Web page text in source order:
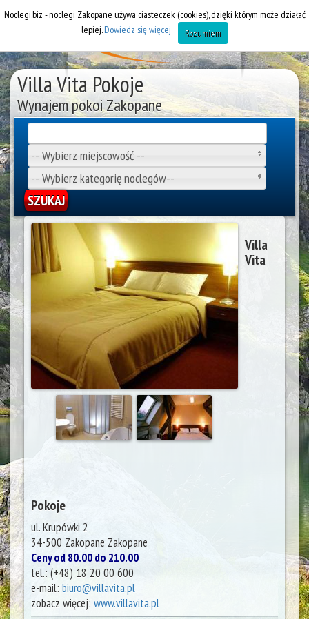
Villa Vita Pokoje
Wynajem pokoi Zakopane
-- Wybierz miejscowość --
-- Wybierz kategorię noclegów--
Villa
Vita
Pokoje
ul. Krupówki 2
34-500 Zakopane Zakopane
Ceny od 80.00 do 210.00
tel.: (+48) 18 20 00 600
e-mail: biuro@villavita.pl
zobacz więcej: www.villavita.pl
Noclegi.biz - noclegi Zakopane używa ciasteczek (cookies), dzięki którym może działać
lepiej.Dowiedz się więcej Rozumiem